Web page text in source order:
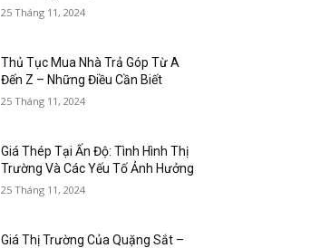
25 Tháng 11, 2024
Thủ Tục Mua Nhà Trả Góp Từ A
Đến Z – Những Điều Cần Biết
25 Tháng 11, 2024
Giá Thép Tại Ấn Độ: Tình Hình Thị
Trường Và Các Yếu Tố Ảnh Hưởng
25 Tháng 11, 2024
Giá Thị Trường Của Quặng Sắt –